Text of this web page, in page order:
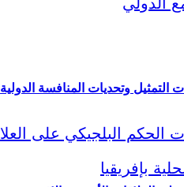
وتحديات المنافسة الدولية